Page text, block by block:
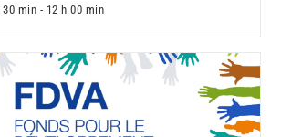
30 min - 12 h 00 min